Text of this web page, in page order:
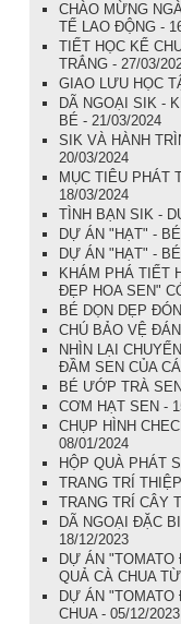
CHÀO MỪNG
TẾ LAO ĐỘNG -
TIẾT HỌC KỂ
TRẮNG - 27/03/
GIAO LƯU HỌC
DÃ NGOẠI SIK -
BÉ - 21/03/2024
SIK VÀ HÀNH
20/03/2024
MỤC TIÊU PHÁT
18/03/2024
TÌNH BẠN SIK -
DỰ ÁN "HẠT" -
DỰ ÁN "HẠT" -
KHÁM PHÁ TIẾT
ĐẸP HOA SEN"
BÉ DỌN DẸP
CHÚ BẢO VỆ
NHÌN LẠI
ĐẦM SEN CỦA
BÉ ƯỚP TRÀ
CƠM HẠT SEN -
CHỤP HÌNH
08/01/2024
HỘP QUÀ PHÁT
TRANG TRÍ
TRANG TRÍ CÂY
DÃ NGOẠI ĐẶC
18/12/2023
DỰ ÁN
QUẢ CÀ CHUA
DỰ ÁN
CHUA - 05/12/2023